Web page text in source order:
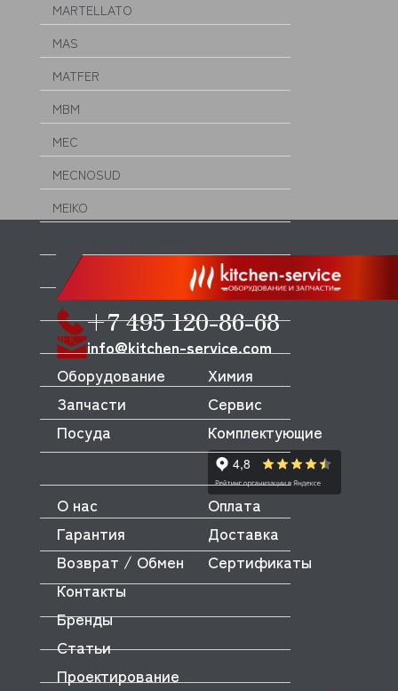
MARTELLATO
MAS
MATFER
MBM
MEC
MECNOSUD
MEIKO
MERRYCHEF
METOS
MFK
MICRODOS
MINERVA
MIWE
MODULAR
MODULINE
MONDIAL FORNI
MONO
MORELLO FORNI
+7 495 120-86-68
info@kitchen-service.com
Оборудование
Запчасти
Посуда
Химия
Сервис
Комплектующие
О нас
Оплата
Гарантия
Доставка
Возврат / Обмен
Сертификаты
Контакты
Бренды
Статьи
Проектирование